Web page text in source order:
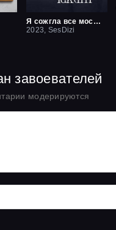
Я сожгла все мосты / Какие корабли я сжёг
2023, SesDizi
завоевателей
модерируются